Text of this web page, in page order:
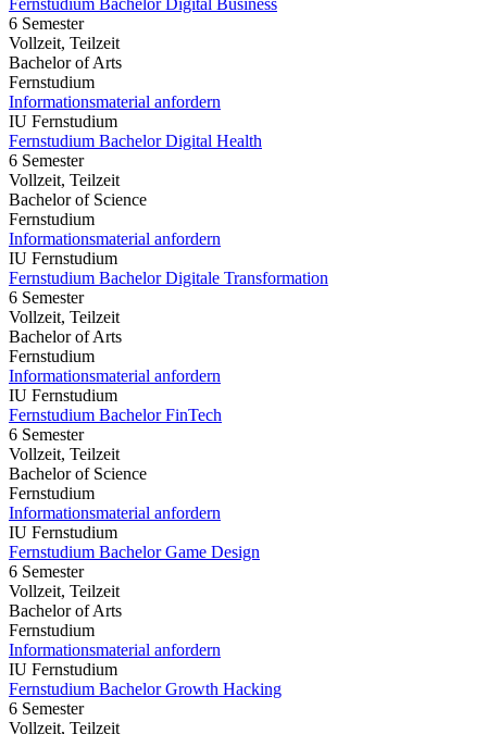
Fernstudium Bachelor Digital Business
6 Semester
Vollzeit, Teilzeit
Bachelor of Arts
Fernstudium
Informationsmaterial anfordern
IU Fernstudium
Fernstudium Bachelor Digital Health
6 Semester
Vollzeit, Teilzeit
Bachelor of Science
Fernstudium
Informationsmaterial anfordern
IU Fernstudium
Fernstudium Bachelor Digitale Transformation
6 Semester
Vollzeit, Teilzeit
Bachelor of Arts
Fernstudium
Informationsmaterial anfordern
IU Fernstudium
Fernstudium Bachelor FinTech
6 Semester
Vollzeit, Teilzeit
Bachelor of Science
Fernstudium
Informationsmaterial anfordern
IU Fernstudium
Fernstudium Bachelor Game Design
6 Semester
Vollzeit, Teilzeit
Bachelor of Arts
Fernstudium
Informationsmaterial anfordern
IU Fernstudium
Fernstudium Bachelor Growth Hacking
6 Semester
Vollzeit, Teilzeit